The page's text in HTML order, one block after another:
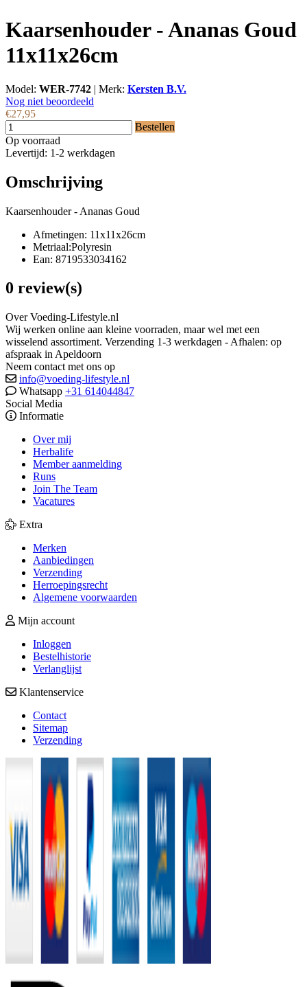
Kaarsenhouder - Ananas Goud
11x11x26cm
Model: WER-7742 | Merk: Kersten B.V.
Nog niet beoordeeld
€27,95
Bestellen
Op voorraad
Levertijd: 1-2 werkdagen
Omschrijving
Kaarsenhouder - Ananas Goud
Afmetingen: 11x11x26cm
Metriaal:Polyresin
Ean: 8719533034162
0 review(s)
Over Voeding-Lifestyle.nl
Wij werken online aan kleine voorraden, maar wel met een
wisselend assortiment. Verzending 1-3 werkdagen - Afhalen: op
afspraak in Apeldoorn
Neem contact met ons op
info@voeding-lifestyle.nl
Whatsapp +31 614044847
Social Media
Informatie
Over mij
Herbalife
Member aanmelding
Runs
Join The Team
Vacatures
Extra
Merken
Aanbiedingen
Verzending
Herroepingsrecht
Algemene voorwaarden
Mijn account
Inloggen
Bestelhistorie
Verlanglijst
Klantenservice
Contact
Sitemap
Verzending